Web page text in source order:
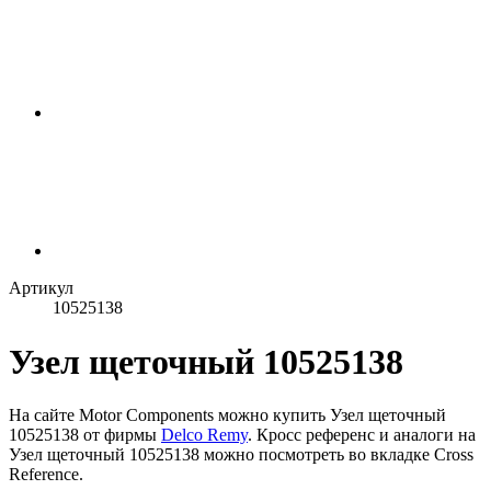
Артикул
10525138
Узел щеточный 10525138
На сайте Motor Components можно купить Узел щеточный
10525138 от фирмы Delco Remy. Кросс референс и аналоги на
Узел щеточный 10525138 можно посмотреть во вкладке Cross
Reference.